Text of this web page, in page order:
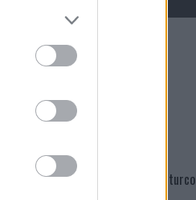
Mario Malu
Paolo Pinna
Martina Agostina Diturco